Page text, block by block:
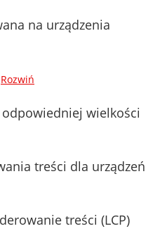
na urządzenia
Rozwiń
wielkości
treści dla urządzeń
treści (LCP)